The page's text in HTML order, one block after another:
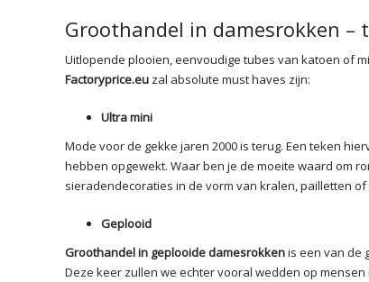
Groothandel in damesrokken –
Uitlopende plooien, eenvoudige tubes van katoen of
Factoryprice.eu zal absolute must haves zijn:
Ultra mini
Mode voor de gekke jaren 2000 is terug. Een teken
hebben opgewekt. Waar ben je de moeite waard om
sieradendecoraties in de vorm van kralen, pailletten
Geplooid
Groothandel in geplooide damesrokkenis een van de
Deze keer zullen we echter vooral wedden op